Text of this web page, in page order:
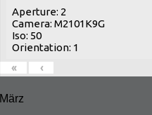
Aperture: 2
Camera: M2101K9G
Iso: 50
Orientation: 1
«
‹
März